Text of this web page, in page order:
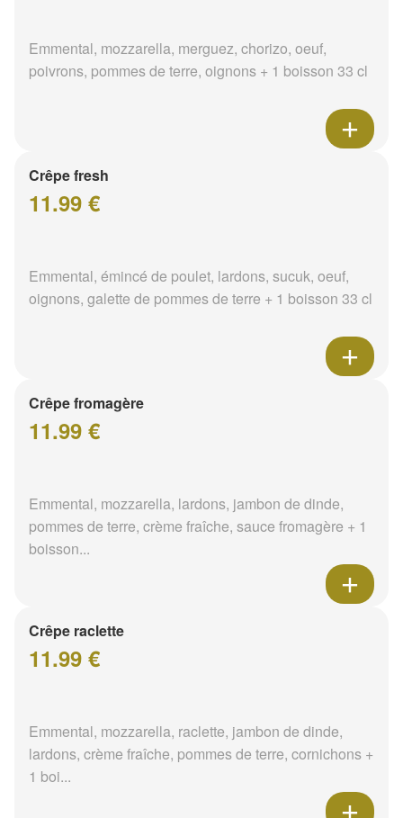
Emmental, mozzarella, merguez, chorizo, oeuf,
poivrons, pommes de terre, oignons + 1 boisson 33 cl
Crêpe fresh
11.99 €
Emmental, émincé de poulet, lardons, sucuk, oeuf,
oignons, galette de pommes de terre + 1 boisson 33 cl
Crêpe fromagère
11.99 €
Emmental, mozzarella, lardons, jambon de dinde,
pommes de terre, crème fraîche, sauce fromagère + 1
boisson...
Crêpe raclette
11.99 €
Emmental, mozzarella, raclette, jambon de dinde,
lardons, crème fraîche, pommes de terre, cornichons +
1 boi...